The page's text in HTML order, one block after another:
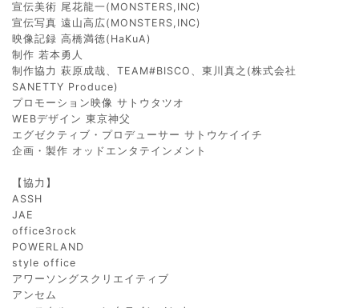
宣伝美術 尾花龍一(MONSTERS,INC)
宣伝写真 遠山高広(MONSTERS,INC)
映像記録 高橋満徳(HaKuA)
制作 若本勇人
制作協力 萩原成哉、TEAM#BISCO、東川真之(株式会社
SANETTY Produce)
プロモーション映像 サトウタツオ
WEBデザイン 東京神父
エグゼクティブ・プロデューサー サトウケイイチ
企画・製作 オッドエンタテインメント
【協力】
ASSH
JAE
office3rock
POWERLAND
style office
アワーソングスクリエイティブ
アンセム